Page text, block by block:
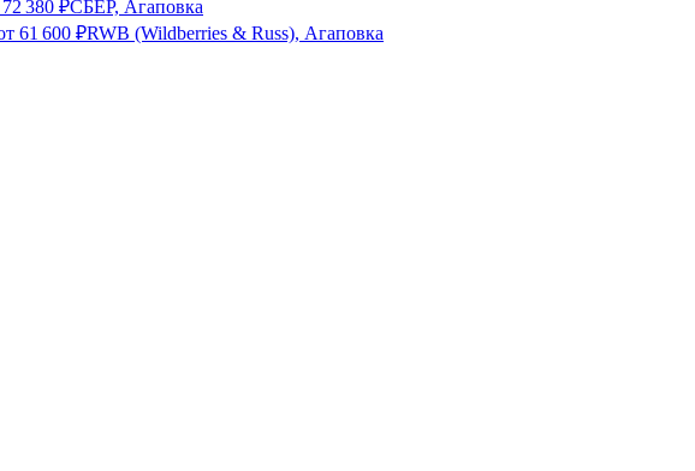
72 380 ₽СБЕР, Агаповка
61 600 ₽RWB (Wildberries & Russ), Агаповка